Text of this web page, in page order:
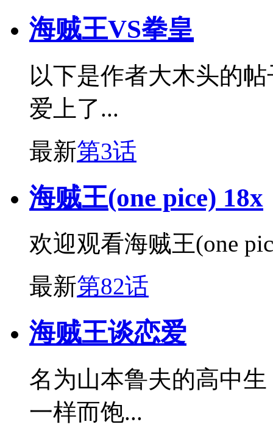
海贼王VS拳皇
以下是作者大木头的
爱上了...
最新第3话
海贼王(one pice) 18x
欢迎观看海贼王(one
最新第82话
海贼王谈恋爱
名为山本鲁夫的高中
一样而饱...